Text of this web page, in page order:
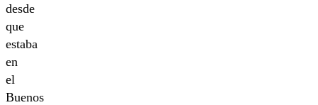
desde
que
estaba
en
el
Buenos